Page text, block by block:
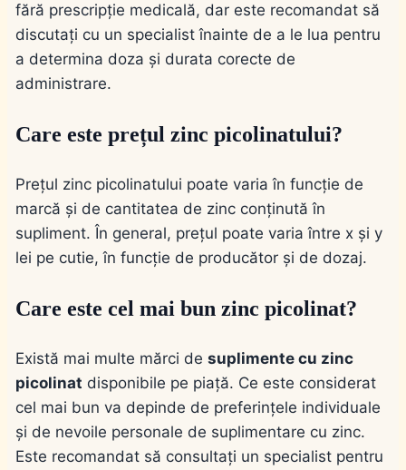
fără prescripție medicală, dar este recomandat să
discutați cu un specialist înainte de a le lua pentru
a determina doza și durata corecte de
administrare.
Care este prețul zinc picolinatului?
Prețul zinc picolinatului poate varia în funcție de
marcă și de cantitatea de zinc conținută în
supliment. În general, prețul poate varia între x și y
lei pe cutie, în funcție de producător și de dozaj.
Care este cel mai bun zinc picolinat?
Există mai multe mărci de suplimente cu zinc
picolinat disponibile pe piață. Ce este considerat
cel mai bun va depinde de preferințele individuale
și de nevoile personale de suplimentare cu zinc.
Este recomandat să consultați un specialist pentru